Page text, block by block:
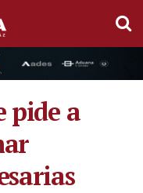
pide a